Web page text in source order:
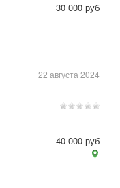
22 августа 2024
30 000 руб
40 000 руб